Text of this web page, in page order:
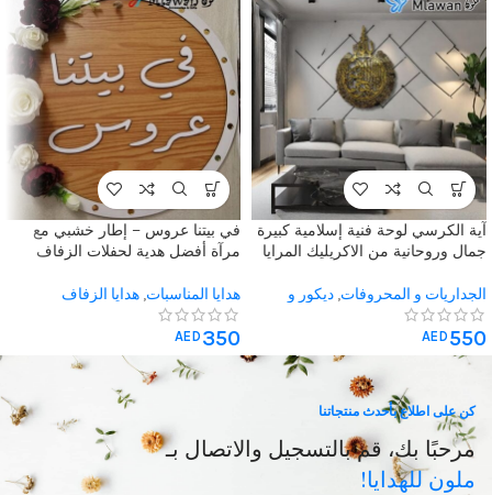
آية الكرسي لوحة فنية إسلامية كبيرة
جمال وروحانية من الاكريليك المرايا
الجداريات و المحروفات, ديكور و
جداريات اسلامية
ديكورات رمضان
AED 550
في بيتنا عروس – إطار خشبي مع
مرآة أفضل هدية لحفلات الزفاف
هدايا المناسبات, هدايا الزفاف
AED 350
كن على اطلاع بأحدث منتجاتنا
مرحبًا بك، قم بالتسجيل والاتصال بـ
ملون للهدايا!